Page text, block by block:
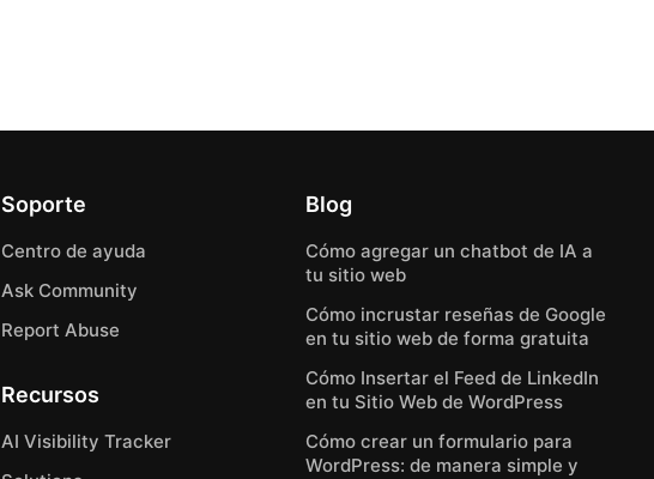
Soporte
Centro de ayuda
Ask Community
Report Abuse
Recursos
AI Visibility Tracker
Blog
Cómo agregar un chatbot de IA a
tu sitio web
Cómo incrustar reseñas de Google
en tu sitio web de forma gratuita
Cómo Insertar el Feed de LinkedIn
en tu Sitio Web de WordPress
Cómo crear un formulario para
WordPress: de manera simple y